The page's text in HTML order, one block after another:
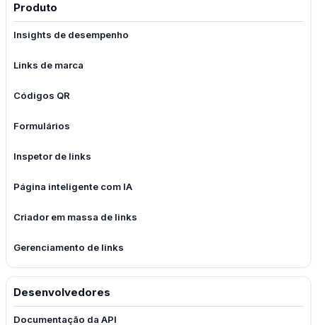
Produto
Insights de desempenho
Links de marca
Códigos QR
Formulários
Inspetor de links
Página inteligente com IA
Criador em massa de links
Gerenciamento de links
Desenvolvedores
Documentação da API